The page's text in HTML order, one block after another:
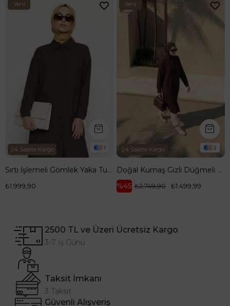
1
24 Saatte Kargo
Yeni
Sırtı İşlemeli Gömlek Yaka Tunik 100 cm Boy Kahverengi 26YT418
₺1.999,90
2
24 Saatte Kargo
Yeni
Ürün
Doğal Kumaş Gizli Düğmeli Hakim Yaka Rahat Kesim 120 cm Boy Tunik Kahverengi 26YT416
%45
₺1.499,99
₺2.749,90
2500 TL ve Üzeri Ücretsiz Kargo
3-7 İş Günü
Taksit İmkanı
3 Taksit
Güvenli Alışveriş